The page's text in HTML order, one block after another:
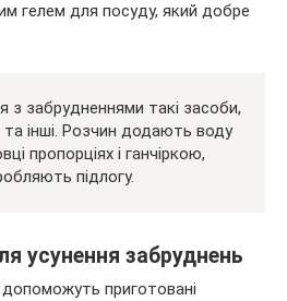
гелем для посуду, який добре
з забрудненнями такі засоби,
та інші. Розчин додають воду
пропорціях і ганчіркою,
підлогу.
усунення забруднень
приготовані